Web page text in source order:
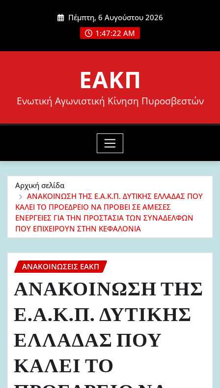
Πέμπτη, 6 Αυγούστου 2026
1:47:23 AM
ΕΑΚΠ
Ενωτική Αγωνιστική Κίνηση Πυροσβεστών
Αρχική σελίδα
ΑΝΑΚΟΙΝΩΣΗ ΤΗΣ Ε.Α.Κ.Π. ΔΥΤΙΚΗΣ ΕΛΛΑΔΑΣ ΠΟΥ
ΚΑΛΕΙ ΤΟ ΠΡΟΕΔΡΕΙΟ ΝΑ ΠΡΟΒΕΙ ΣΕ ΑΜΕΣΕΣ
ΕΝΕΡΓΕΙΕΣ ΓΙΑ ΤΗΝ ΠΡΟΣΤΑΣΙΑ ΤΩΝ ΣΥΝΑΔΕΛΦΩΝ
ΠΟΥ ΕΠΙΧΕΙΡΟΥΝ ΣΤΗΝ ΚΕΦΑΛΟΝΙΑ
ΑΝΑΚΟΙΝΏΣΕΙΣ ΕΑΚΠ
ΑΝΑΚΟΙΝΩΣΗ ΤΗΣ
Ε.Α.Κ.Π. ΔΥΤΙΚΗΣ
ΕΛΛΑΔΑΣ ΠΟΥ
ΚΑΛΕΙ ΤΟ